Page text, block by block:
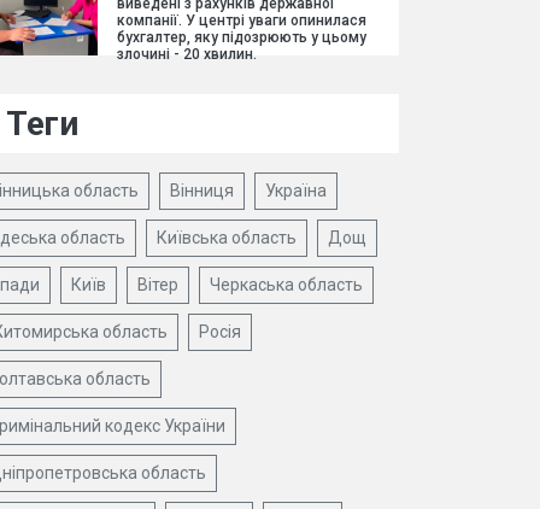
виведені з рахунків державної
компанії. У центрі уваги опинилася
бухгалтер, яку підозрюють у цьому
злочині - 20 хвилин.
Теги
область Вінниця Україна
область Київська область Дощ
Київ Вітер Черкаська область
область Росія
область
кодекс України
область